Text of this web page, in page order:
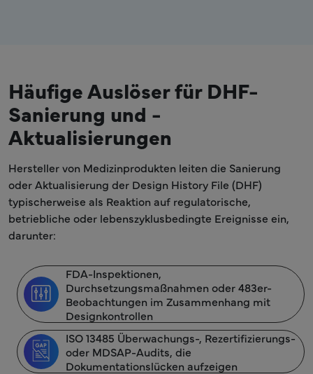
Häufige Auslöser für DHF-
Sanierung und -
Aktualisierungen
Hersteller von Medizinprodukten leiten die Sanierung
oder Aktualisierung der Design History File (DHF)
typischerweise als Reaktion auf regulatorische,
betriebliche oder lebenszyklusbedingte Ereignisse ein,
darunter:
FDA-Inspektionen,
Durchsetzungsmaßnahmen oder 483er-
Beobachtungen im Zusammenhang mit
Designkontrollen
ISO 13485 Überwachungs-, Rezertifizierungs-
oder MDSAP-Audits, die
Dokumentationslücken aufzeigen